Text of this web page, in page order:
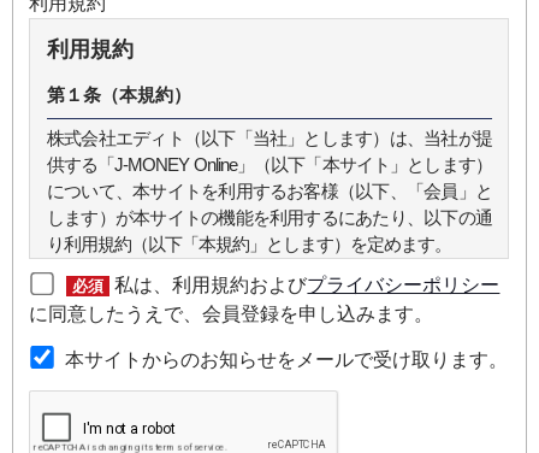
利用規約
第１条（本規約）
株式会社エディト（以下「当社」とします）は、当社が提
供する「J-MONEY Online」（以下「本サイト」とします）
について、本サイトを利用するお客様（以下、「会員」と
します）が本サイトの機能を利用するにあたり、以下の通
り利用規約（以下「本規約」とします）を定めます。
第２条（本規約の範囲）
本規約は本サイトが提供するサービスについて規定したも
のです。
第３条（会員）
必須 私は、利用規約およびプライバシーポリシー
に同意したうえで、会員登録を申し込みます。
本サイトからのお知らせをメールで受け取ります。